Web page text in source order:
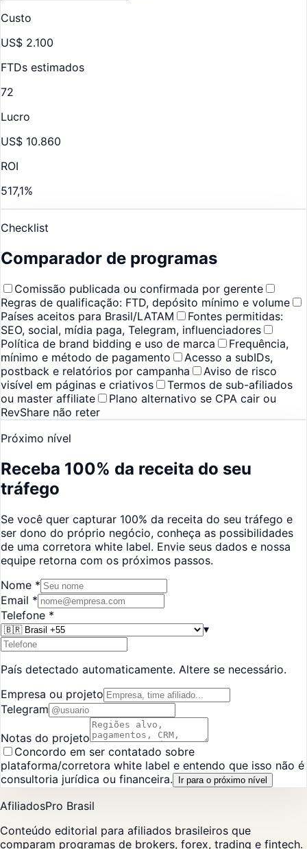
Custo
US$ 2.100
FTDs estimados
72
Lucro
US$ 10.860
ROI
517,1%
Checklist
Comparador de programas
Comissão publicada ou confirmada por gerente
Regras de qualificação: FTD, depósito mínimo e volume
Países aceitos para Brasil/LATAM
Fontes permitidas:
SEO, social, mídia paga, Telegram, influenciadores
Política de brand bidding e uso de marca
Frequência,
mínimo e método de pagamento
Acesso a subIDs,
postback e relatórios por campanha
Aviso de risco
visível em páginas e criativos
Termos de sub-afiliados
ou master affiliate
Plano alternativo se CPA cair ou
RevShare não reter
Próximo nível
Receba 100% da receita do seu
tráfego
Se você quer capturar 100% da receita do seu tráfego e
ser dono do próprio negócio, conheça as possibilidades
de uma corretora white label. Envie seus dados e nossa
equipe retorna com os próximos passos.
Nome *
Email *
Telefone *
▾
País detectado automaticamente. Altere se necessário.
Empresa ou projeto
Telegram
Notas do projeto
Concordo em ser contatado sobre
plataforma/corretora white label e entendo que isso não é
consultoria jurídica ou financeira.
Ir para o próximo nível
AfiliadosPro Brasil
Conteúdo editorial para afiliados brasileiros que
comparam programas de brokers, forex, trading e fintech.